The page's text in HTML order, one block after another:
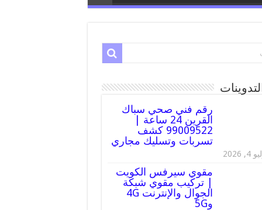
رقم فني صحي سباك
القرين 24 ساعة |
99009522 كشف
تسربات وتسليك مجاري
4, 2026
مقوي سيرفس الكويت
| تركيب مقوي شبكة
الجوال والإنترنت 4G
و5G